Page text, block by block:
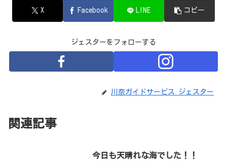
X Facebook LINE コピー
ジェスターをフォローする
川奈ガイドサービス ジェスター
関連記事
今日も天晴れな海でした！！